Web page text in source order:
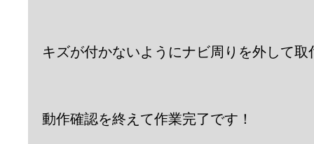
キズが付かないようにナビ周りを外して取
動作確認を終えて作業完了です！